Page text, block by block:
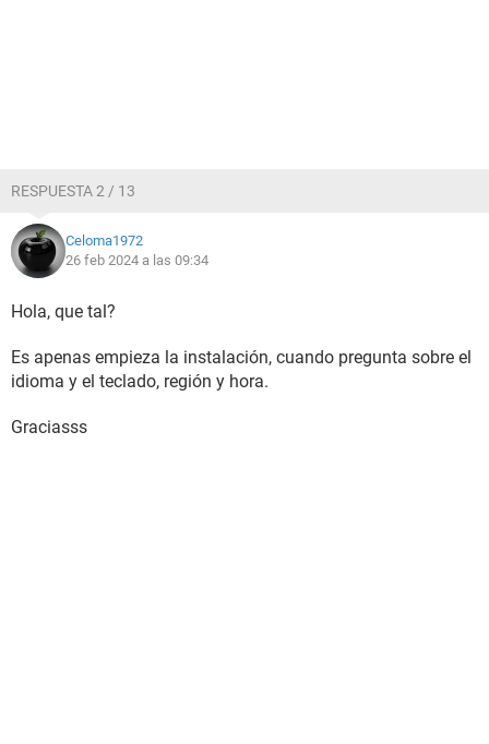
RESPUESTA 2 / 13
Celoma1972
26 feb 2024 a las 09:34
Hola, que tal?
Es apenas empieza la instalación, cuando pregunta sobre el
idioma y el teclado, región y hora.
Graciasss